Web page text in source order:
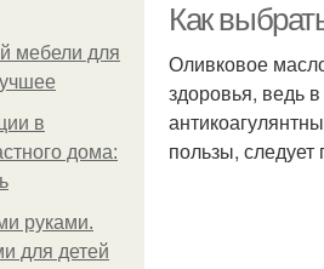
мебели для
в
дома:
руками.
для детей
Как
Оливковое
здоровья, ведь
пользы,